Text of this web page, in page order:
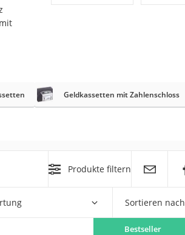
Geldkassetten mit Zahlenschloss
Produkte filtern
Sortieren nach
Bestseller